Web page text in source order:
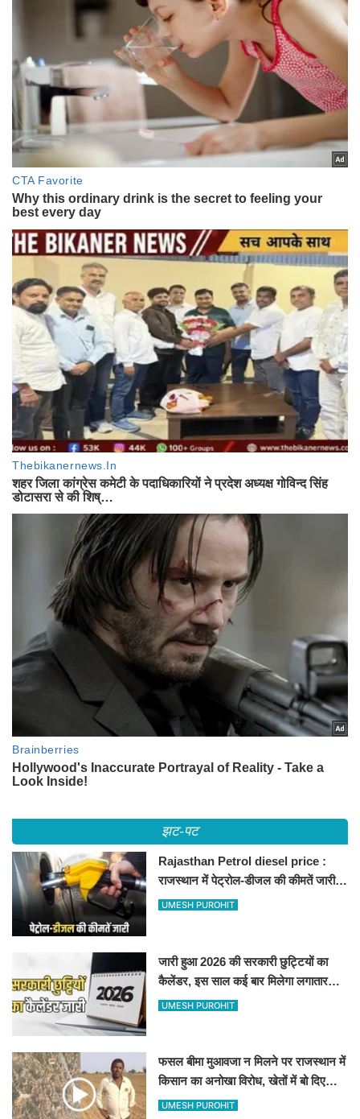
झट-पट
Rajasthan Petrol diesel price :
राजस्थान में पेट्रोल-डीजल की कीमतें जारी,
जानिए बीकानेर समेत पुरे प्रदेश में नए रेट
UMESH PUROHIT
जारी हुआ 2026 की सरकारी छुट्टियों का
कैलेंडर, इस साल कई बार मिलेगा लगातार
अवकाश, देखें
UMESH PUROHIT
फसल बीमा मुआवजा न मिलने पर राजस्थान में
किसान का अनोखा विरोध, खेतों में बो दिए
500-500 रुपए के नोट, वीडियो वायरल
UMESH PUROHIT